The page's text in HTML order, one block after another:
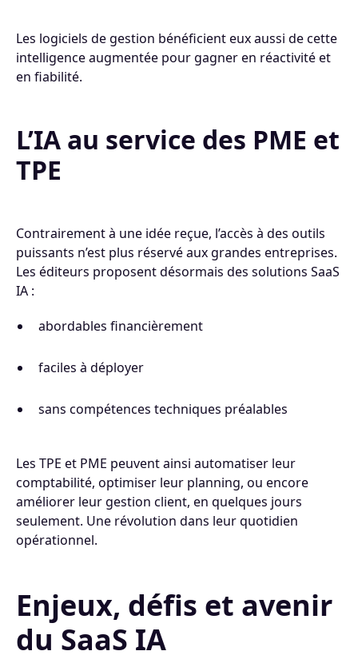
Les logiciels de gestion bénéficient eux aussi de cette
intelligence augmentée pour gagner en réactivité et
en fiabilité.
L’IA au service des PME et
TPE
Contrairement à une idée reçue, l’accès à des outils
puissants n’est plus réservé aux grandes entreprises.
Les éditeurs proposent désormais des solutions SaaS
IA :
abordables financièrement
faciles à déployer
sans compétences techniques préalables
Les TPE et PME peuvent ainsi automatiser leur
comptabilité, optimiser leur planning, ou encore
améliorer leur gestion client, en quelques jours
seulement. Une révolution dans leur quotidien
opérationnel.
Enjeux, défis et avenir
du SaaS IA